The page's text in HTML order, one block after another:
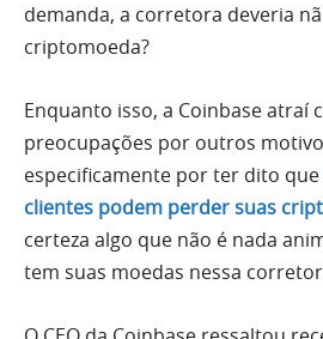
demanda, a corretora deveria
criptomoeda?
Enquanto isso, a Coinbase atraí
preocupações por outros
especificamente por ter dito que
clientes podem perder suas
certeza algo que não é nada
tem suas moedas nessa